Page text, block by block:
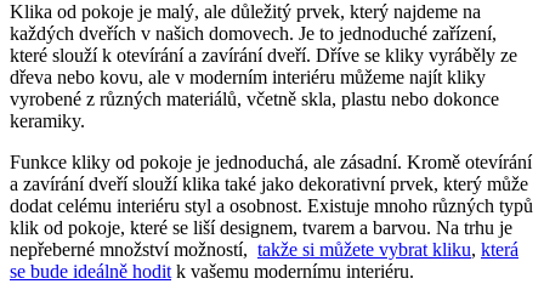
Klika od ⁢pokoje je malý,⁣ ale důležitý prvek, který najdeme na
každých dveřích v našich domovech. Je to jednoduché zařízení,⁤
které slouží k otevírání a⁢ zavírání dveří. ​Dříve se kliky vyráběly ze
dřeva nebo kovu, ale v moderním interiéru můžeme najít kliky
vyrobené z různých materiálů, včetně skla, ⁢plastu nebo‍ dokonce
keramiky.
Funkce kliky od pokoje je⁤ jednoduchá, ale zásadní. Kromě otevírání
a​ zavírání dveří slouží klika také jako⁢ dekorativní prvek, který může
dodat celému ⁢interiéru styl​ a osobnost. Existuje‌ mnoho různých typů
⁣klik od pokoje, které se⁣ liší designem, tvarem a barvou. Na trhu je
nepřeberné množství možností, ‌ takže si můžete vybrat kliku, která
se bude ⁣ideálně hodit ​k vašemu modernímu interiéru.